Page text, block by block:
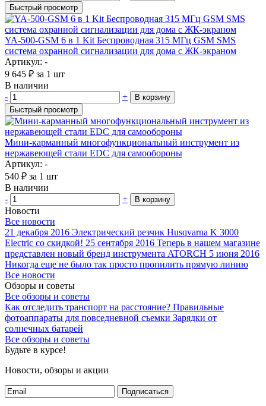
Быстрый просмотр
YA-500-GSM 6 в 1 Kit Беспроводная 315 МГц GSM SMS
система охранной сигнализации для дома с ЖК-экраном
Артикул: -
9 645 ₽ за 1 шт
В наличии
-
+
В корзину
Быстрый просмотр
Мини-карманный многофункциональный инструмент из
нержавеющей стали EDC для самообороны
Артикул: -
540 ₽ за 1 шт
В наличии
-
+ В корзину
Новости
Все новости
21 декабря 2016 Электрический резчик Husqvarna K 3000
Electric со скидкой! 25 сентября 2016 Теперь в нашем магазине
представлен новый бренд инструмента ATORCH 5 июня 2016
Никогда еще не было так просто пропилить прямую линию
Все новости
Обзоры и советы
Все обзоры и советы
Как отследить транспорт на расстояние? Правильные
фотоаппараты для повседневной съемки Зарядки от
солнечных батарей
Все обзоры и советы
Будьте в курсе!
Новости, обзоры и акции
Подписаться